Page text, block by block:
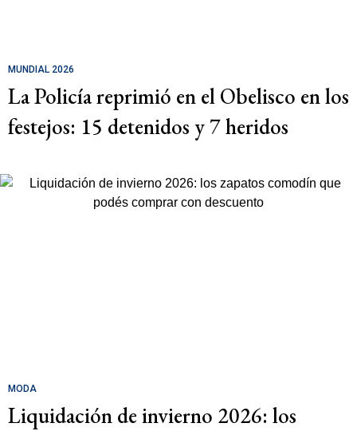
MUNDIAL 2026
La Policía reprimió en el Obelisco en los
festejos: 15 detenidos y 7 heridos
MODA
Liquidación de invierno 2026: los